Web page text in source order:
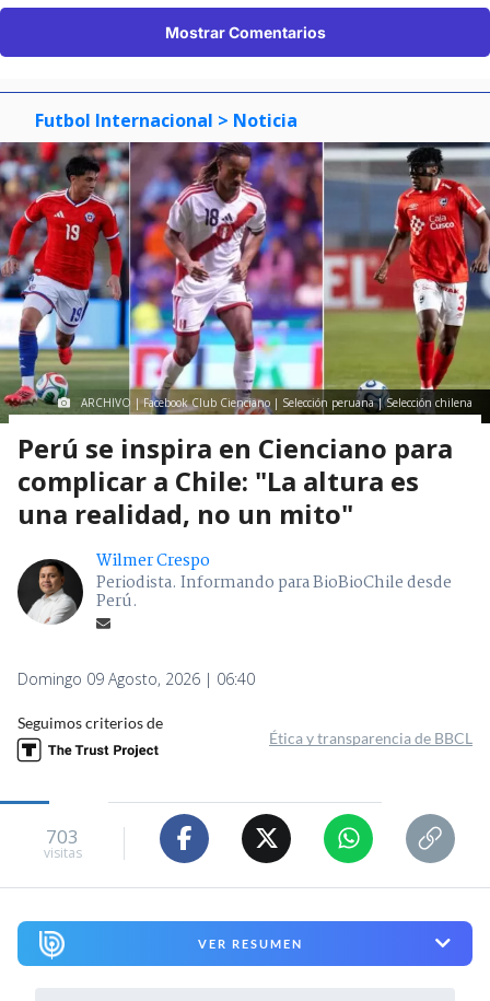
Mostrar Comentarios
Futbol Internacional > Noticia
ARCHIVO | Facebook Club Cienciano | Selección peruana | Selección chilena
Perú se inspira en Cienciano para
complicar a Chile: "La altura es
una realidad, no un mito"
Wilmer Crespo
Periodista. Informando para BioBioChile desde
Perú.
Domingo 09 Agosto, 2026 | 06:40
Seguimos criterios de
Ética y transparencia de BBCL
703
visitas
VER RESUMEN